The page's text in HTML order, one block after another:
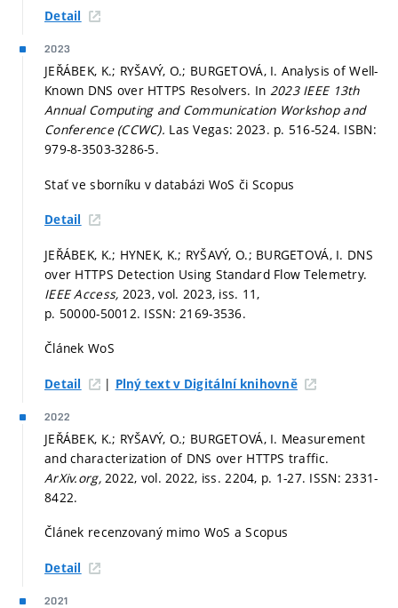
Detail
2023
JEŘÁBEK, K.; RYŠAVÝ, O.; BURGETOVÁ, I. Analysis of Well-
Known DNS over HTTPS Resolvers. In 2023 IEEE 13th
Annual Computing and Communication Workshop and
Conference (CCWC). Las Vegas: 2023. p. 516-524. ISBN:
979-8-3503-3286-5.
Stať ve sborníku v databázi WoS či Scopus
Detail
JEŘÁBEK, K.; HYNEK, K.; RYŠAVÝ, O.; BURGETOVÁ, I. DNS
over HTTPS Detection Using Standard Flow Telemetry.
IEEE Access, 2023, vol. 2023, iss. 11,
p. 50000-50012. ISSN: 2169-3536.
Článek WoS
Detail | Plný text v Digitální knihovně
2022
JEŘÁBEK, K.; RYŠAVÝ, O.; BURGETOVÁ, I. Measurement
and characterization of DNS over HTTPS traffic.
ArXiv.org,2022, vol. 2022, iss. 2204, p. 1-27. ISSN: 2331-
8422.
Článek recenzovaný mimo WoS a Scopus
Detail
2021